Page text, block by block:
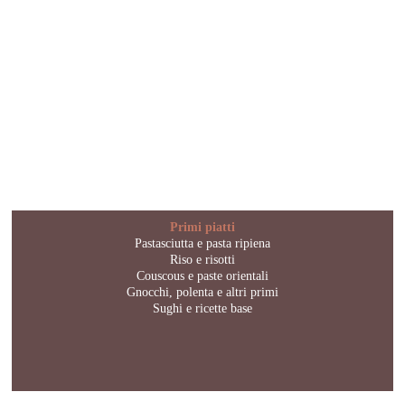
Primi piatti
Pastasciutta e pasta ripiena
Riso e risotti
Couscous e paste orientali
Gnocchi, polenta e altri primi
Sughi e ricette base